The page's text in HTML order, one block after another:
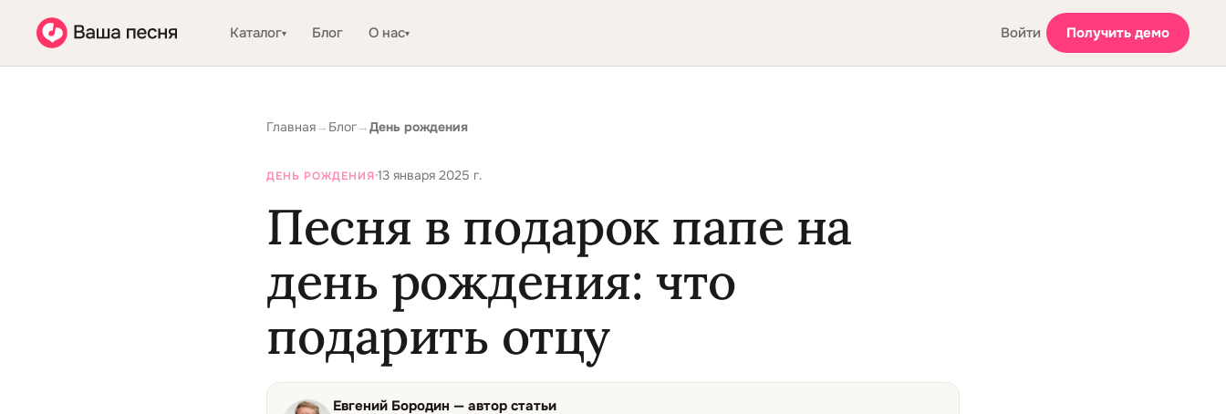
Каталог▾ Блог О нас▾ Войти Получить демо
Главная→ Блог→День рождения
ДЕНЬ РОЖДЕНИЯ·13 января 2025 г.
Песня в подарок папе на
день рождения: что
подарить отцу
Евгений Бородин — автор статьи